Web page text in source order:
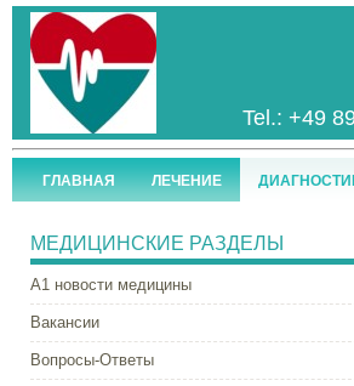
Tel.: +49
ГЛАВНАЯ ЛЕЧЕНИЕ
МЕДИЦИНСКИЕ РАЗДЕЛЫ
А1 новости медицины
Вакансии
Вопросы-Ответы